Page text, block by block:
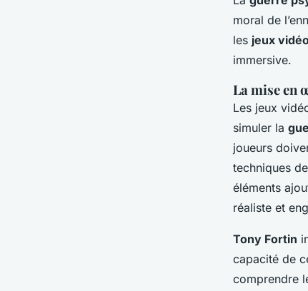
moral de
les jeux
immersive.
La mise en
Les jeux
simuler la
joueurs
techniques
éléments
réaliste et
Tony Fortin
capacité de
comprendre